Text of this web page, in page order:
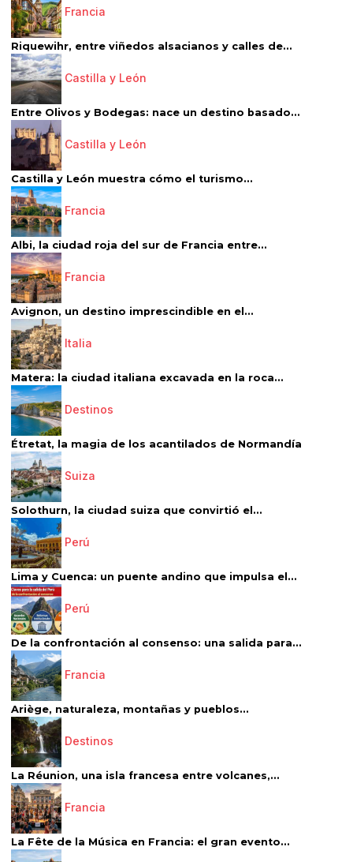
Francia
Riquewihr, entre viñedos alsacianos y calles de...
Castilla y León
Entre Olivos y Bodegas: nace un destino basado...
Castilla y León
Castilla y León muestra cómo el turismo...
Francia
Albi, la ciudad roja del sur de Francia entre...
Francia
Avignon, un destino imprescindible en el...
Italia
Matera: la ciudad italiana excavada en la roca...
Destinos
Étretat, la magia de los acantilados de Normandía
Suiza
Solothurn, la ciudad suiza que convirtió el...
Perú
Lima y Cuenca: un puente andino que impulsa el...
Perú
De la confrontación al consenso: una salida para...
Francia
Ariège, naturaleza, montañas y pueblos...
Destinos
La Réunion, una isla francesa entre volcanes,...
Francia
La Fête de la Música en Francia: el gran evento...